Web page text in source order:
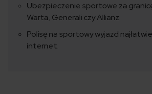
Ubezpieczenie sportowe za
Warta, Generali czy Allianz.
Polisę na sportowy wyjazd
internet.